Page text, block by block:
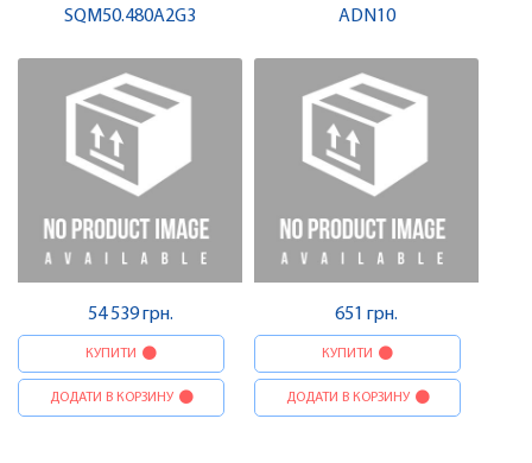
SIEMENS
SQM50.480A2G3
54 539 грн.
КУПИТИ
ДОДАТИ В КОРЗИНУ
ADN10
651 грн.
КУПИТИ
ДОДАТИ В КОРЗИНУ